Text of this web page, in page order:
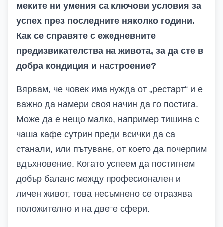
меките ни умения са ключови условия за
успех през последните няколко години.
Как се справяте с ежедневните
предизвикателства на живота, за да сте в
добра кондиция и настроение?
Вярвам, че човек има нужда от „рестарт“ и е
важно да намери своя начин да го постига.
Може да е нещо малко, например тишина с
чаша кафе сутрин преди всички да са
станали, или пътуване, от което да почерпим
вдъхновение. Когато успеем да постигнем
добър баланс между професионален и
личен живот, това несъмнено се отразява
положително и на двете сфери.